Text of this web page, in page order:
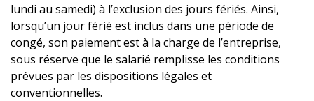
lundi au samedi) à l’exclusion des jours fériés. Ainsi,
lorsqu’un jour férié est inclus dans une période de
congé, son paiement est à la charge de l’entreprise,
sous réserve que le salarié remplisse les conditions
prévues par les dispositions légales et
conventionnelles.